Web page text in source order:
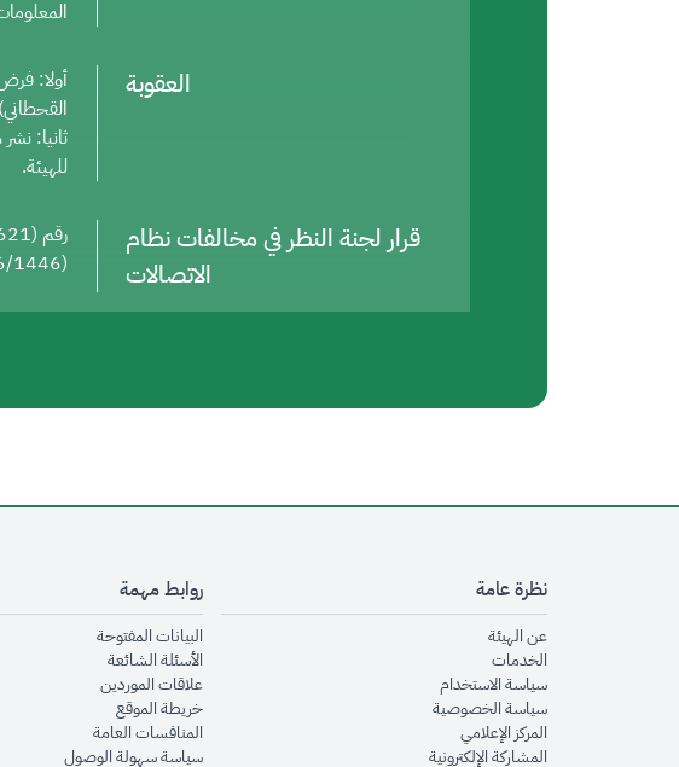
العقوبة
أولا:
القحطاني)
ثانيا:
للهيئة.
قرار لجنة النظر في مخالفات نظام
الاتصالات
(17/06/1446هـ)
نظرة عامة
عن الهيئةopens in new window
الخدماتopens in new window
سياسة الاستخدام
سياسة الخصوصيةopens in new window
المركز الإعلاميopens in new window
المشاركة الإلكترونيةopens in new window
روابط مهمة
البيانات المفتوحةnew window
الأسئلة الشائعةnew window
علاقات الموردينnew window
خريطة الموقعin new window
المنافسات العامةnew window
سياسة سهولة الوصولwindow